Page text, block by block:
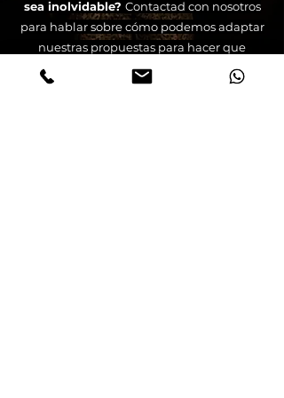
sea inolvidable? Contactad con nosotros
para hablar sobre cómo podemos adaptar
nuestras propuestas para hacer que
vuestro evento sea realmente especial.